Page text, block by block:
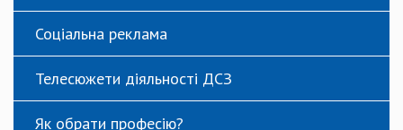
Соціальна реклама
Телесюжети діяльності ДСЗ
Як обрати професію?